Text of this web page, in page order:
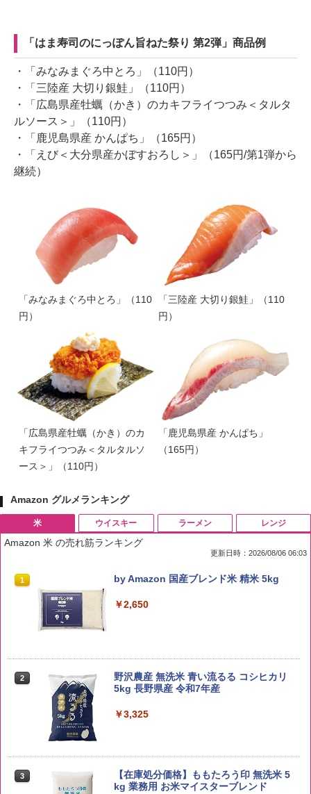
「はま寿司のにっぽん旨ねた祭り 第2弾」商品例
・「みなみまぐろ中とろ」（110円）
・「三陸産 大切り銀鮭」（110円）
・「広島県産牡蠣（かき）のカキフライつつみ＜タルタ
ルソース＞」（110円）
・「鹿児島県産 かんぱち」（165円）
・「えび＜大分県産かぼすおろし＞」（165円/第1弾から
継続）
「みなみまぐろ中とろ」（110
円）
「三陸産 大切り銀鮭」（110
円）
「広島県産牡蠣（かき）のカ
キフライつつみ＜タルタルソ
ース＞」（110円）
「鹿児島県産 かんぱち」
（165円）
Amazon グルメランキング
米
Amazon 米 の売れ筋ランキング
更新日時：2026/08/06 06:03
1 by Amazon 国産ブレンド米 精米 5kg
￥2,650
2
野沢農産 無洗米 青い流るる コシヒカリ
5kg 長野県産 令和7年産
￥3,325
3
【在庫処分価格】ももたろう印 無洗米 5
kg 業務用 お米マイスターブレンド
ウイスキー ラーメン レンジ